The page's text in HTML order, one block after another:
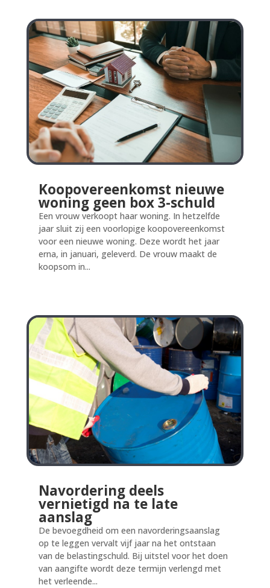
Koopovereenkomst nieuwe
woning geen box 3-schuld
Een vrouw verkoopt haar woning. In hetzelfde
jaar sluit zij een voorlopige koopovereenkomst
voor een nieuwe woning. Deze wordt het jaar
erna, in januari, geleverd. De vrouw maakt de
koopsom in...
Navordering deels
vernietigd na te late
aanslag
De bevoegdheid om een navorderingsaanslag
op te leggen vervalt vijf jaar na het ontstaan
van de belastingschuld. Bij uitstel voor het doen
van aangifte wordt deze termijn verlengd met
het verleende...